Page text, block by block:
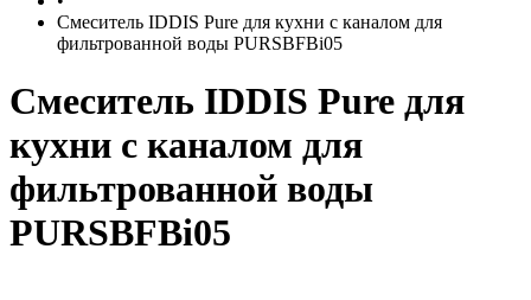
Смеситель IDDIS Pure для кухни с каналом для
фильтрованной воды PURSBFBi05
Смеситель IDDIS Pure для
кухни с каналом для
фильтрованной воды
PURSBFBi05